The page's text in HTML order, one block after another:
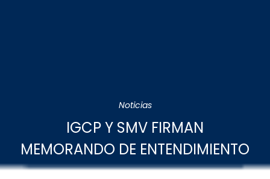
Noticias
IGCP Y SMV FIRMAN
MEMORANDO DE ENTENDIMIENTO